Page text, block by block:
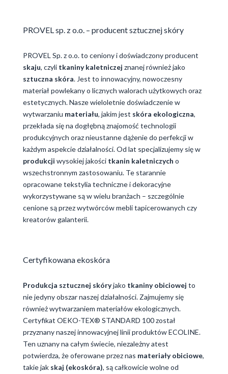
PROVEL sp. z o.o. – producent sztucznej skóry
PROVEL Sp. z o.o. to ceniony i doświadczony producent
skaju, czyli tkaniny kaletniczej znanej również jako
sztuczna skóra. Jest to innowacyjny, nowoczesny
materiał powlekany o licznych walorach użytkowych oraz
estetycznych. Nasze wieloletnie doświadczenie w
wytwarzaniu materiału, jakim jest skóra ekologiczna,
przekłada się na dogłębną znajomość technologii
produkcyjnych oraz nieustanne dążenie do perfekcji w
każdym aspekcie działalności. Od lat specjalizujemy się w
produkcji wysokiej jakości tkanin kaletniczych o
wszechstronnym zastosowaniu. Te starannie
opracowane tekstylia techniczne i dekoracyjne
wykorzystywane są w wielu branżach – szczególnie
cenione są przez wytwórców mebli tapicerowanych czy
kreatorów galanterii.
Certyfikowana ekoskóra
Produkcja sztucznej skóryjako tkaniny obiciowej to
nie jedyny obszar naszej działalności. Zajmujemy się
również wytwarzaniem materiałów ekologicznych.
Certyfikat OEKO-TEX® STANDARD 100 został
przyznany naszej innowacyjnej linii produktów ECOLINE.
Ten uznany na całym świecie, niezależny atest
potwierdza, że oferowane przez nas materiały obiciowe,
takie jak skaj (ekoskóra), są całkowicie wolne od